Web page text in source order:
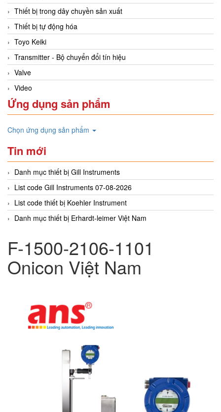
Thiết bị trong dây chuyền sản xuất
Thiết bị tự động hóa
Toyo Keiki
Transmitter - Bộ chuyển đổi tín hiệu
Valve
Video
Ứng dụng sản phẩm
Chọn ứng dụng sản phẩm
Tin mới
Danh mục thiết bị Gill Instruments
List code Gill Instruments 07-08-2026
List code thiết bị Koehler Instrument
Danh mục thiết bị Erhardt-leimer Việt Nam
F-1500-2106-1101
Onicon Việt Nam